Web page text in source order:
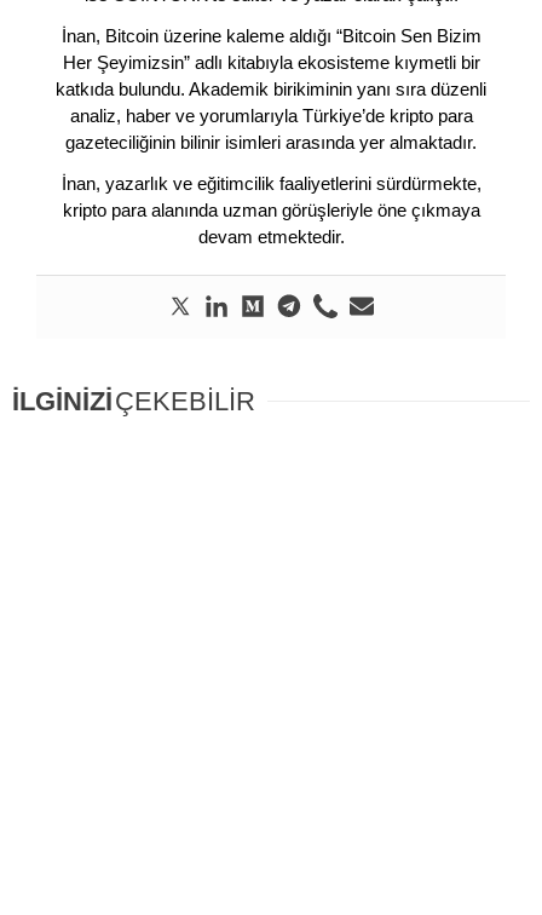
İnan, Bitcoin üzerine kaleme aldığı “Bitcoin Sen Bizim
Her Şeyimizsin” adlı kitabıyla ekosisteme kıymetli bir
katkıda bulundu. Akademik birikiminin yanı sıra düzenli
analiz, haber ve yorumlarıyla Türkiye’de kripto para
gazeteciliğinin bilinir isimleri arasında yer almaktadır.
İnan, yazarlık ve eğitimcilik faaliyetlerini sürdürmekte,
kripto para alanında uzman görüşleriyle öne çıkmaya
devam etmektedir.
İLGİNİZİÇEKEBİLİR